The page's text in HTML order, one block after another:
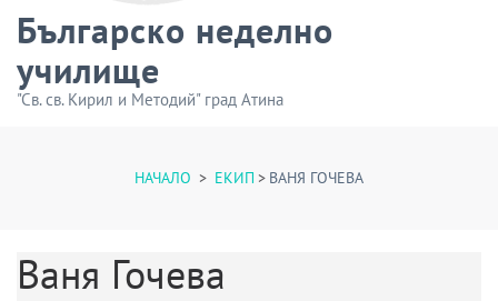
Българско неделно
училище
"Св. св. Кирил и Методий" град Атина
НАЧАЛО > ЕКИП > ВАНЯ ГОЧЕВА
Ваня Гочева